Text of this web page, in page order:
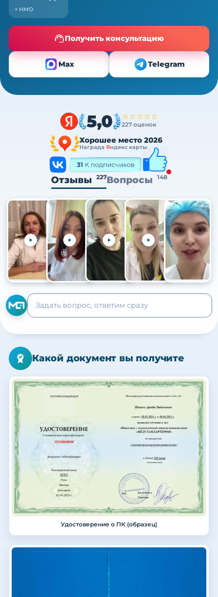
+ НМО
Получить консультацию
Max Telegram
5,0 227 оценок
Хорошее место 2026
Награда Яндекс карты
Отзывы 227Вопросы 148
+105
Какой документ вы получите
Удостоверение о ПК (образец)